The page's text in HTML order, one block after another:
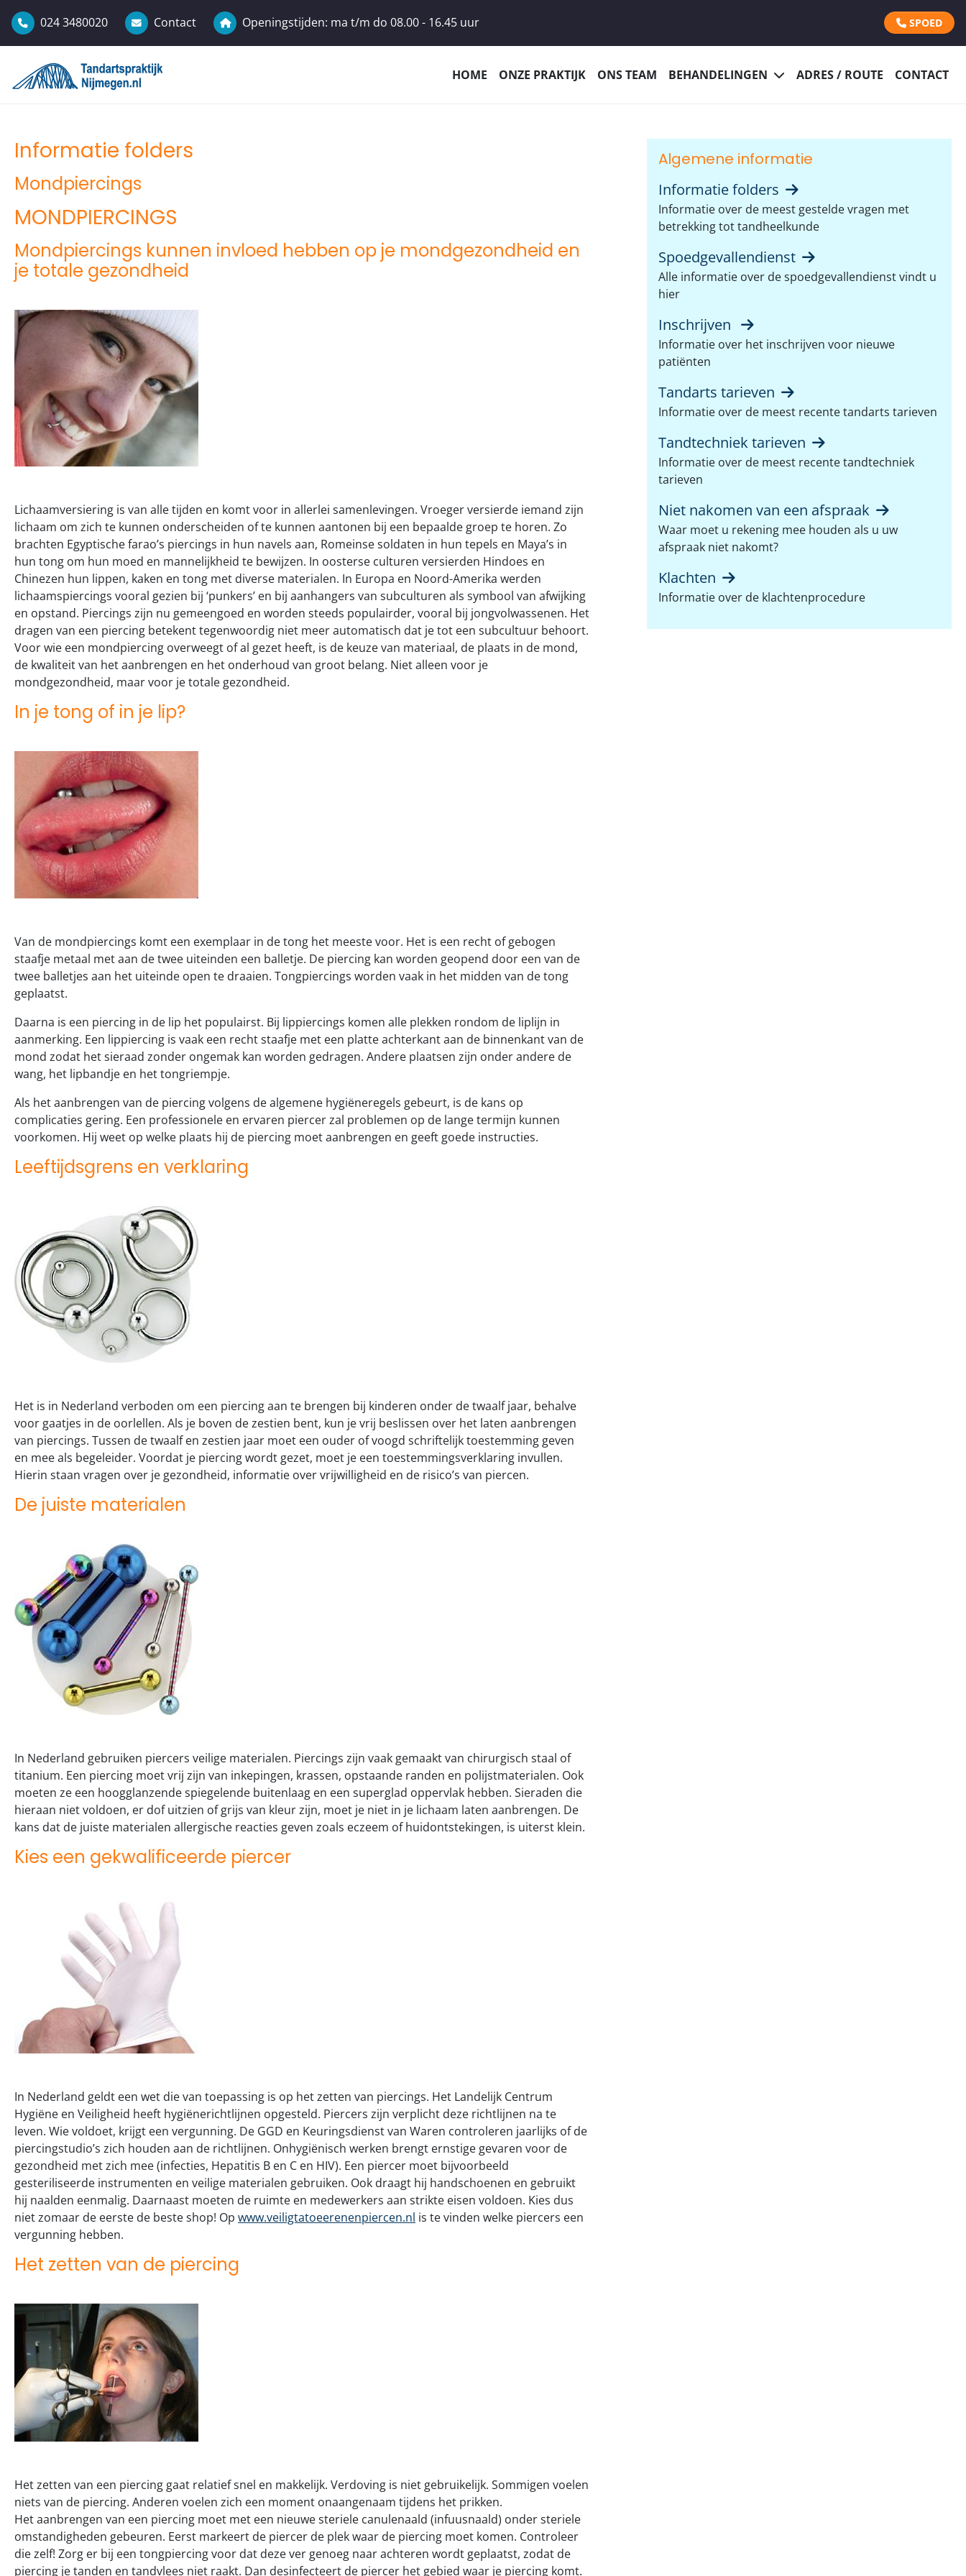
024 3480020 Contact Openingstijden: ma t/m do 08.00 - 16.45 uur SPOED
HOME ONZE PRAKTIJK ONS TEAM BEHANDELINGEN ADRES / ROUTE CONTACT
Informatie folders
Mondpiercings
MONDPIERCINGS
Mondpiercings kunnen invloed hebben op je mondgezondheid en
je totale gezondheid
Lichaamversiering is van alle tijden en komt voor in allerlei samenlevingen. Vroeger versierde iemand zijn
lichaam om zich te kunnen onderscheiden of te kunnen aantonen bij een bepaalde groep te horen. Zo
brachten Egyptische farao’s piercings in hun navels aan, Romeinse soldaten in hun tepels en Maya’s in
hun tong om hun moed en mannelijkheid te bewijzen. In oosterse culturen versierden Hindoes en
Chinezen hun lippen, kaken en tong met diverse materialen. In Europa en Noord-Amerika werden
lichaamspiercings vooral gezien bij ‘punkers’ en bij aanhangers van subculturen als symbool van afwijking
en opstand. Piercings zijn nu gemeengoed en worden steeds populairder, vooral bij jongvolwassenen. Het
dragen van een piercing betekent tegenwoordig niet meer automatisch dat je tot een subcultuur behoort.
Voor wie een mondpiercing overweegt of al gezet heeft, is de keuze van materiaal, de plaats in de mond,
de kwaliteit van het aanbrengen en het onderhoud van groot belang. Niet alleen voor je
mondgezondheid, maar voor je totale gezondheid.
In je tong of in je lip?
Van de mondpiercings komt een exemplaar in de tong het meeste voor. Het is een recht of gebogen
staafje metaal met aan de twee uiteinden een balletje. De piercing kan worden geopend door een van de
twee balletjes aan het uiteinde open te draaien. Tongpiercings worden vaak in het midden van de tong
geplaatst.
Daarna is een piercing in de lip het populairst. Bij lippiercings komen alle plekken rondom de liplijn in
aanmerking. Een lippiercing is vaak een recht staafje met een platte achterkant aan de binnenkant van de
mond zodat het sieraad zonder ongemak kan worden gedragen. Andere plaatsen zijn onder andere de
wang, het lipbandje en het tongriempje.
Als het aanbrengen van de piercing volgens de algemene hygiëneregels gebeurt, is de kans op
complicaties gering. Een professionele en ervaren piercer zal problemen op de lange termijn kunnen
voorkomen. Hij weet op welke plaats hij de piercing moet aanbrengen en geeft goede instructies.
Leeftijdsgrens en verklaring
Het is in Nederland verboden om een piercing aan te brengen bij kinderen onder de twaalf jaar, behalve
voor gaatjes in de oorlellen. Als je boven de zestien bent, kun je vrij beslissen over het laten aanbrengen
van piercings. Tussen de twaalf en zestien jaar moet een ouder of voogd schriftelijk toestemming geven
en mee als begeleider. Voordat je piercing wordt gezet, moet je een toestemmingsverklaring invullen.
Hierin staan vragen over je gezondheid, informatie over vrijwilligheid en de risico’s van piercen.
De juiste materialen
In Nederland gebruiken piercers veilige materialen. Piercings zijn vaak gemaakt van chirurgisch staal of
titanium. Een piercing moet vrij zijn van inkepingen, krassen, opstaande randen en polijstmaterialen. Ook
moeten ze een hoogglanzende spiegelende buitenlaag en een superglad oppervlak hebben. Sieraden die
hieraan niet voldoen, er dof uitzien of grijs van kleur zijn, moet je niet in je lichaam laten aanbrengen. De
kans dat de juiste materialen allergische reacties geven zoals eczeem of huidontstekingen, is uiterst klein.
Kies een gekwalificeerde piercer
In Nederland geldt een wet die van toepassing is op het zetten van piercings. Het Landelijk Centrum
Hygiëne en Veiligheid heeft hygiënerichtlijnen opgesteld. Piercers zijn verplicht deze richtlijnen na te
leven. Wie voldoet, krijgt een vergunning. De GGD en Keuringsdienst van Waren controleren jaarlijks of de
piercingstudio’s zich houden aan de richtlijnen. Onhygiënisch werken brengt ernstige gevaren voor de
gezondheid met zich mee (infecties, Hepatitis B en C en HIV). Een piercer moet bijvoorbeeld
gesteriliseerde instrumenten en veilige materialen gebruiken. Ook draagt hij handschoenen en gebruikt
hij naalden eenmalig. Daarnaast moeten de ruimte en medewerkers aan strikte eisen voldoen. Kies dus
niet zomaar de eerste de beste shop! Op www.veiligtatoeerenenpiercen.nl is te vinden welke piercers een
vergunning hebben.
Het zetten van de piercing
Het zetten van een piercing gaat relatief snel en makkelijk. Verdoving is niet gebruikelijk. Sommigen voelen
niets van de piercing. Anderen voelen zich een moment onaangenaam tijdens het prikken.
Het aanbrengen van een piercing moet met een nieuwe steriele canulenaald (infuusnaald) onder steriele
omstandigheden gebeuren. Eerst markeert de piercer de plek waar de piercing moet komen. Controleer
die zelf! Zorg er bij een tongpiercing voor dat deze ver genoeg naar achteren wordt geplaatst, zodat de
piercing je tanden en tandvlees niet raakt. Dan desinfecteert de piercer het gebied waar je piercing komt.
Algemene informatie
Informatie folders
Informatie over de meest gestelde vragen met
betrekking tot tandheelkunde
Spoedgevallendienst
Alle informatie over de spoedgevallendienst vindt u
hier
Inschrijven
Informatie over het inschrijven voor nieuwe
patiënten
Tandarts tarieven
Informatie over de meest recente tandarts tarieven
Tandtechniek tarieven
Informatie over de meest recente tandtechniek
tarieven
Niet nakomen van een afspraak
Waar moet u rekening mee houden als u uw
afspraak niet nakomt?
Klachten
Informatie over de klachtenprocedure